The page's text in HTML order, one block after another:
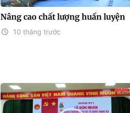
Nâng cao chất lượng huấn luyện
10 tháng trước